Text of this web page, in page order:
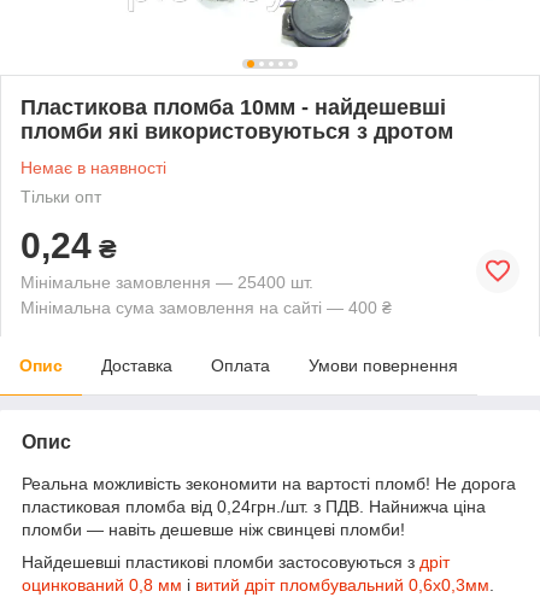
Пластикова пломба 10мм - найдешевші
пломби які використовуються з дротом
Немає в наявності
Тільки опт
0,24 ₴
Мінімальне замовлення — 25400 шт.
Мінімальна сума замовлення на сайті — 400 ₴
Опис Доставка Оплата Умови повернення
Опис
Реальна можливість зекономити на вартості пломб! Не дорога
пластиковая пломба від 0,24грн./шт. з ПДВ. Найнижча ціна
пломби ― навіть дешевше ніж свинцеві пломби!
Найдешевші пластикові пломби застосовуються з дріт
оцинкований 0,8 мм і витий дріт пломбувальний 0,6х0,3мм